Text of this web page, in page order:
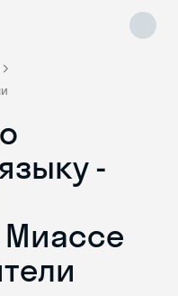
-
Миассе